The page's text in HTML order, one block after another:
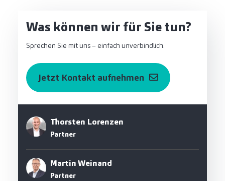
Thorsten Lorenzen
Partner
Martin Weinand
Partner
Was können wir für Sie tun?
Sprechen Sie mit uns – einfach unverbindlich.
Jetzt Kontakt aufnehmen